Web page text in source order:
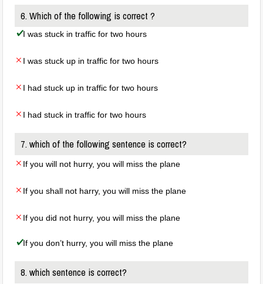
6. Which of the following is correct ?
I was stuck in traffic for two hours
I was stuck up in traffic for two hours
I had stuck up in traffic for two hours
I had stuck in traffic for two hours
7. which of the following sentence is correct?
If you will not hurry, you will miss the plane
If you shall not harry, you will miss the plane
If you did not hurry, you will miss the plane
If you don’t hurry, you will miss the plane
8. which sentence is correct?